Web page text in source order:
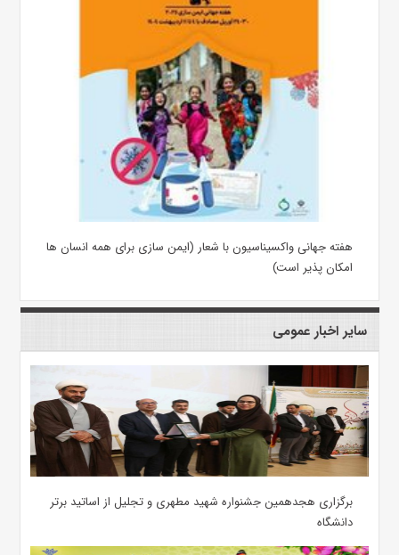
هفته جهانی واکسیناسیون با شعار (ایمن سازی برای همه انسان ها
امکان پذیر است)
سایر اخبار عمومی
برگزاری هجدهمین جشنواره شهید مطهری و تجلیل از اساتید برتر
دانشگاه